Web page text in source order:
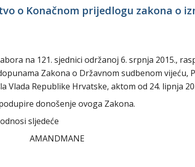
o Konačnom prijedlogu zakona o
na 121. sjednici održanoj 6. srpnja 2015.,
Zakona o Državnom sudbenom vijeću,
Republike Hrvatske, aktom od 24. lipnja
donošenje ovoga Zakona.
sljedeće
AMANDMANE